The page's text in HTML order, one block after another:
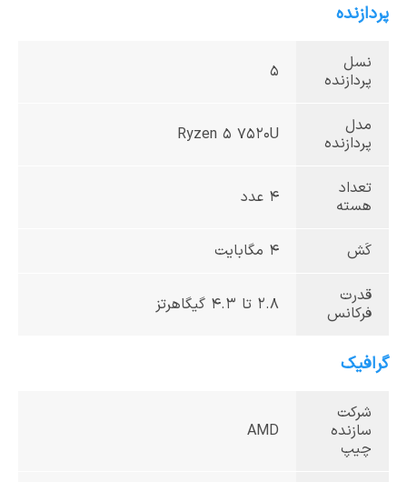
پردازنده
نسل
پردازنده
5
مدل
پردازنده
Ryzen 5 7520U
تعداد
هسته
4 عدد
کَش 4 مگابایت
قدرت
فرکانس
2.8 تا 4.3 گیگاهرتز
گرافیک
شرکت
سازنده
چیپ
AMD